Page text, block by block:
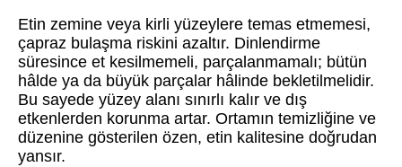
Etin zemine veya kirli yüzeylere temas etmemesi,
çapraz bulaşma riskini azaltır. Dinlendirme
süresince et kesilmemeli, parçalanmamalı; bütün
hâlde ya da büyük parçalar hâlinde bekletilmelidir.
Bu sayede yüzey alanı sınırlı kalır ve dış
etkenlerden korunma artar. Ortamın temizliğine ve
düzenine gösterilen özen, etin kalitesine doğrudan
yansır.